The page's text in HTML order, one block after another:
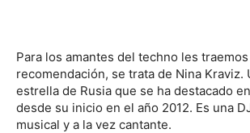
Para los amantes del techno les
recomendación, se trata de Nina Kraviz.
estrella de Rusia que se ha destacado
desde su inicio en el año 2012. Es una
musical y a la vez cantante.